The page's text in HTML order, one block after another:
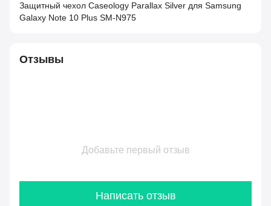
Защитный чехол Caseology Parallax Silver для Samsung
Galaxy Note 10 Plus SM-N975
Отзывы
Добавьте первый отзыв
Написать отзыв